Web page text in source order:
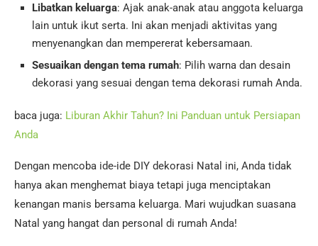
Libatkan keluarga: Ajak anak-anak atau anggota keluarga
lain untuk ikut serta. Ini akan menjadi aktivitas yang
menyenangkan dan mempererat kebersamaan.
Sesuaikan dengan tema rumah: Pilih warna dan desain
dekorasi yang sesuai dengan tema dekorasi rumah Anda.
baca juga: Liburan Akhir Tahun? Ini Panduan untuk Persiapan
Anda
Dengan mencoba ide-ide DIY dekorasi Natal ini, Anda tidak
hanya akan menghemat biaya tetapi juga menciptakan
kenangan manis bersama keluarga. Mari wujudkan suasana
Natal yang hangat dan personal di rumah Anda!